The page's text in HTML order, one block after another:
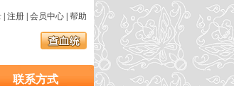
注册 会员中心 帮助
联系方式